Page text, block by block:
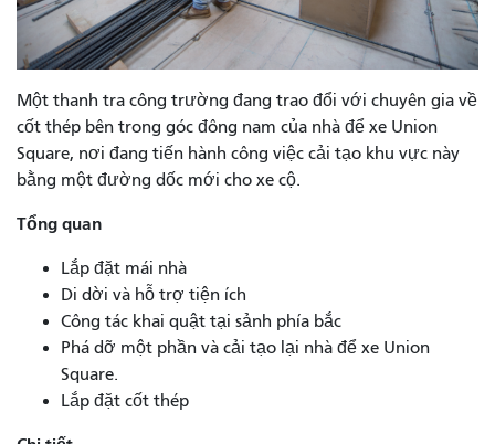
Một thanh tra công trường đang trao đổi với chuyên gia về
cốt thép bên trong góc đông nam của nhà để xe Union
Square, nơi đang tiến hành công việc cải tạo khu vực này
bằng một đường dốc mới cho xe cộ.
Tổng quan
Lắp đặt mái nhà
Di dời và hỗ trợ tiện ích
Công tác khai quật tại sảnh phía bắc
Phá dỡ một phần và cải tạo lại nhà để xe Union
Square.
Lắp đặt cốt thép